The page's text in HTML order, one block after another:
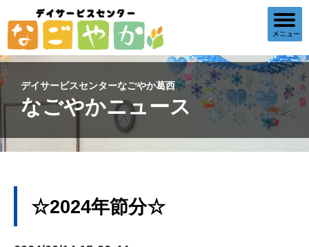
デイサービスセンターなごやか葛西
なごやかニュース
☆2024年節分☆